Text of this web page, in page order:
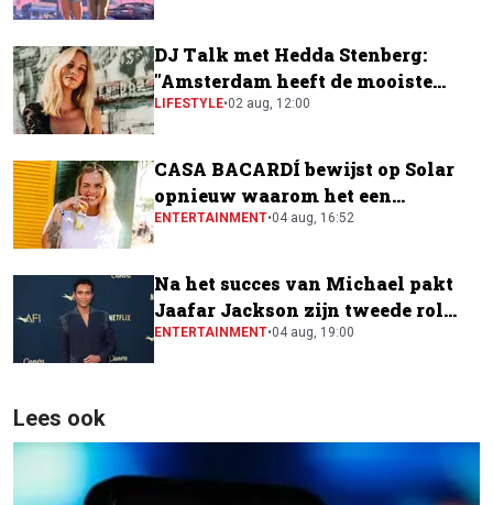
DJ Talk met Hedda Stenberg:
"Amsterdam heeft de mooiste
festivalscene van Europa"
LIFESTYLE•02 aug, 12:00
CASA BACARDÍ bewijst op Solar
opnieuw waarom het een
festivalfavoriet is
ENTERTAINMENT•04 aug, 16:52
Na het succes van Michael pakt
Jaafar Jackson zijn tweede rol
naast Will Smith
ENTERTAINMENT•04 aug, 19:00
Lees ook